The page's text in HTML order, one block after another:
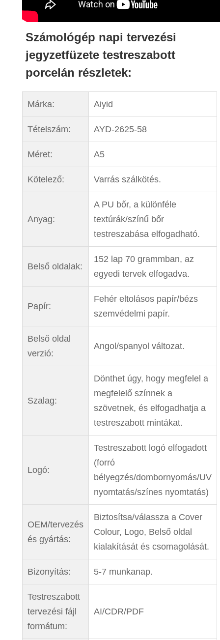
Számológép napi tervezési
jegyzetfüzete testreszabott
porcelán részletek:
Márka: Aiyid
Tételszám: AYD-2625-58
Méret: A5
Kötelező: Varrás szálkötés.
Anyag:
A PU bőr, a különféle
textúrák/színű bőr
testreszabása elfogadható.
Belső oldalak:
152 lap 70 grammban, az
egyedi tervek elfogadva.
Papír:
Fehér eltolásos papír/bézs
szemvédelmi papír.
Belső oldal
verzió:
Angol/spanyol változat.
Szalag:
Dönthet úgy, hogy megfelel a
megfelelő színnek a
szövetnek, és elfogadhatja a
testreszabott mintákat.
Logó:
Testreszabott logó elfogadott
(forró
bélyegzés/dombornyomás/UV
nyomtatás/színes nyomtatás)
OEM/tervezés
és gyártás:
Biztosítsa/válassza a Cover
Colour, Logo, Belső oldal
kialakítását és csomagolását.
Bizonyítás: 5-7 munkanap.
Testreszabott
tervezési fájl
formátum:
AI/CDR/PDF